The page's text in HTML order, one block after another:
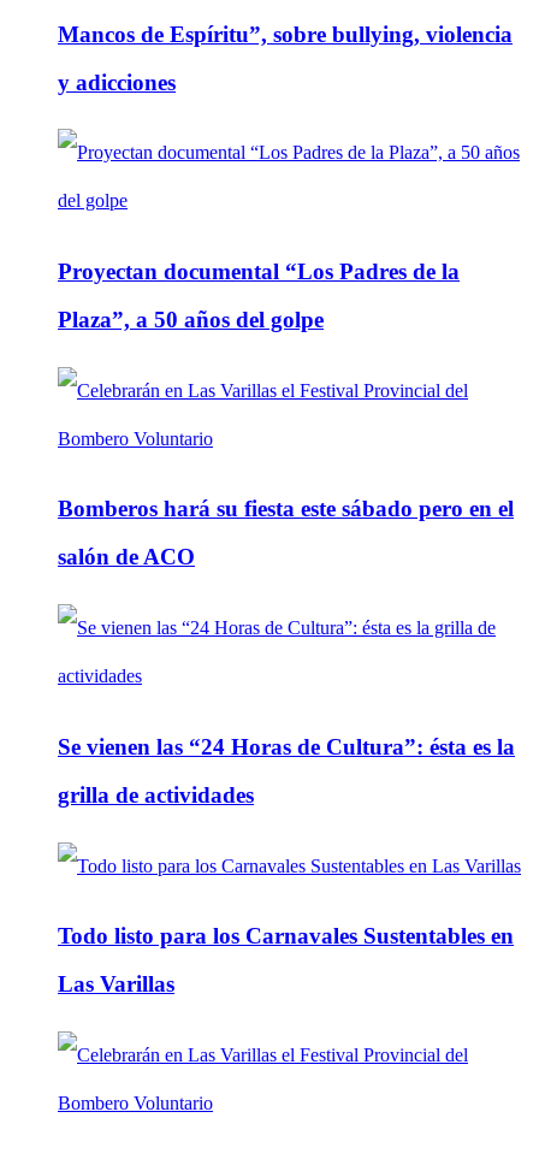
Mancos de Espíritu”, sobre bullying, violencia
y adicciones
Proyectan documental “Los Padres de la
Plaza”, a 50 años del golpe
Bomberos hará su fiesta este sábado pero en el
salón de ACO
Se vienen las “24 Horas de Cultura”: ésta es la
grilla de actividades
Todo listo para los Carnavales Sustentables en
Las Varillas